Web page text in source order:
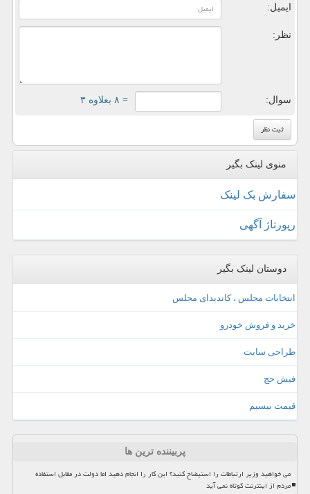
ایمیل:
نظر:
سوال: = ۸ بعلاوه ۳
منوی لینک بگیر
سفارش بک لینک
رپورتاژ آگهی
دوستان لینک بگیر
انتخابات مجلس ، کاندیدای مجلس
خرید و فروش خودرو
طراحی سایت
فیش حج
قیمت بیسیم
پربیننده ترین ها
می خواهید وزیر ارتباطات را استیضاح کنید؟ این کار را انجام دهید اما دولت در مقابل استفاده
مردم از اینترنت کوتاه نمی آید